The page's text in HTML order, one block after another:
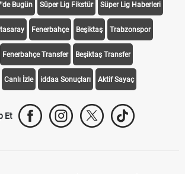
Bugün Süper Lig Fikstür Süper Lig Haberleri
Fenerbahçe Beşiktaş Trabzonspor
Fenerbahçe Transfer Beşiktaş Transfer
Canlı İzle iddaa Sonuçları Aktif Sayaç
Et